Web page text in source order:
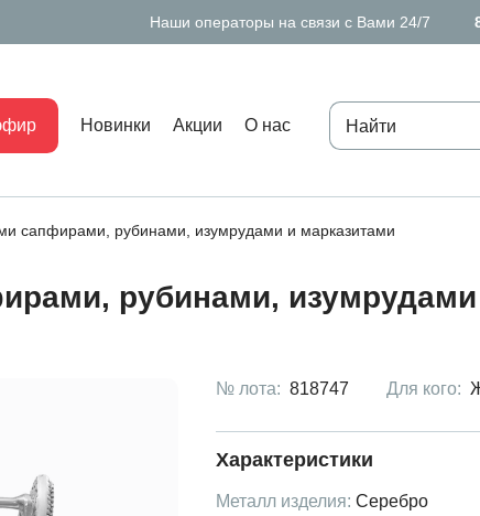
Наши операторы на связи с Вами 24/7
Новинки Акции О нас
сапфирами, рубинами, изумрудами и марказитами
рубинами, изумрудами
№ лота: 818747 Для кого:
Характеристики
Металл изделия: Серебро